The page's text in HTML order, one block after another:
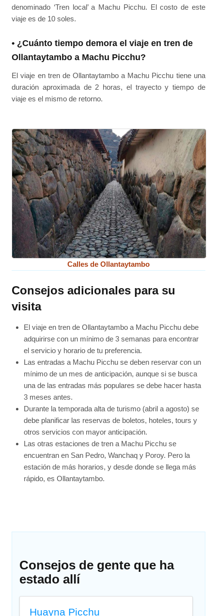
denominado ‘Tren local’ a Machu Picchu. El costo de este
viaje es de 10 soles.
• ¿Cuánto tiempo demora el viaje en tren de
Ollantaytambo a Machu Picchu?
El viaje en tren de Ollantaytambo a Machu Picchu tiene una
duración aproximada de 2 horas, el trayecto y tiempo de
viaje es el mismo de retorno.
Calles de Ollantaytambo
Consejos adicionales para su
visita
El viaje en tren de Ollantaytambo a Machu Picchu debe
adquirirse con un mínimo de 3 semanas para encontrar
el servicio y horario de tu preferencia.
Las entradas a Machu Picchu se deben reservar con un
mínimo de un mes de anticipación, aunque si se busca
una de las entradas más populares se debe hacer hasta
3 meses antes.
Durante la temporada alta de turismo (abril a agosto) se
debe planificar las reservas de boletos, hoteles, tours y
otros servicios con mayor anticipación.
Las otras estaciones de tren a Machu Picchu se
encuentran en San Pedro, Wanchaq y Poroy. Pero la
estación de más horarios, y desde donde se llega más
rápido, es Ollantaytambo.
Consejos de gente que ha
estado allí
Huayna Picchu